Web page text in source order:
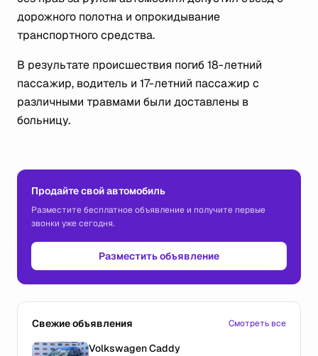
дорожного полотна и опрокидывание
транспортного средства.
В результате происшествия погиб 18-летний
пассажир, водитель и 17-летний пассажир с
различными травмами были доставлены в
больницу.
Продайте свой автомобиль
Разместите бесплатное объявление и получите первые
звонки уже сегодня.
Разместить объявление
Свежие объявления Смотреть все
Volkswagen Caddy